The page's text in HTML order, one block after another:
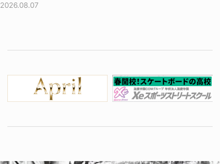
2026.08.07